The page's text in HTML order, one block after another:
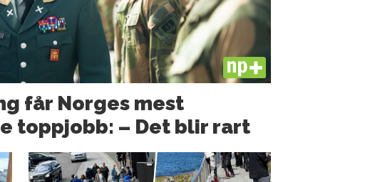
PLUS
får Norges mest
toppjobb: – Det blir rart